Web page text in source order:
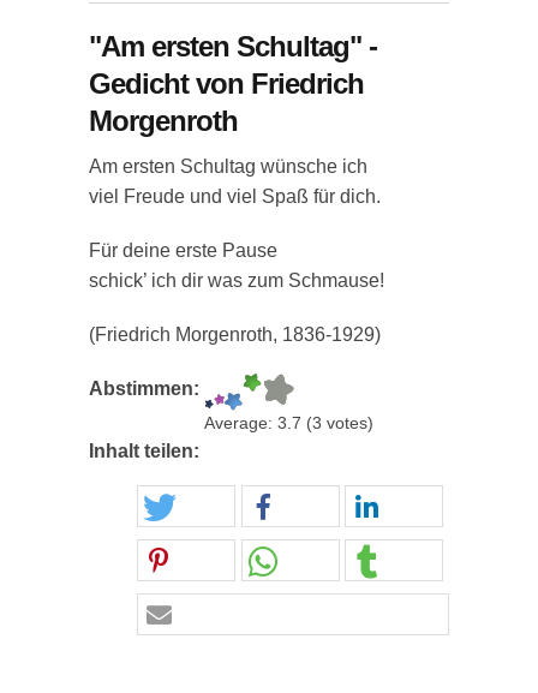
"Am ersten Schultag" -
Gedicht von Friedrich
Morgenroth
Am ersten Schultag wünsche ich
viel Freude und viel Spaß für dich.
Für deine erste Pause
schick’ ich dir was zum Schmause!
(Friedrich Morgenroth, 1836-1929)
Abstimmen:
Average: 3.7 (3 votes)
Inhalt teilen: